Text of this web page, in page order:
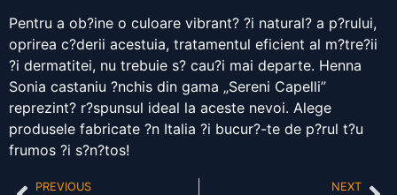
Pentru a ob?ine o culoare vibrant? ?i natural? a p?rului,
oprirea c?derii acestuia, tratamentul eficient al m?tre?ii
?i dermatitei, nu trebuie s? cau?i mai departe. Henna
Sonia castaniu ?nchis din gama „Sereni Capelli”
reprezint? r?spunsul ideal la aceste nevoi. Alege
produsele fabricate ?n Italia ?i bucur?-te de p?rul t?u
frumos ?i s?n?tos!
PREVIOUS NEXT